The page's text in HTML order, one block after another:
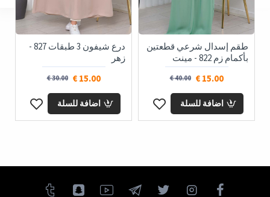
طقم إسدال شرعي قطعتين
بأكمام زم 822 - مينت
15.00 €
40.00 €
اضافة للسلة
درع شيفون 3 طبقات 827 -
زهر
15.00 €
30.00 €
اضافة للسلة